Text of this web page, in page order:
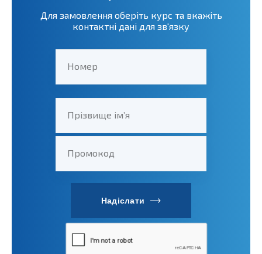
Для замовлення оберіть курс та вкажіть
контактні дані для зв'язку
Номер
Прізвище ім’я
Промокод
Надіслати